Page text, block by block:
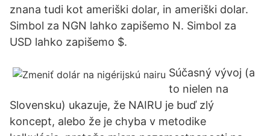
znana tudi kot ameriški dolar, in ameriški dolar.
Simbol za NGN lahko zapišemo N. Simbol za
USD lahko zapišemo $.
Súčasný vývoj (a
to nielen na
Slovensku) ukazuje, že NAIRU je buď zlý
koncept, alebo že je chyba v metodike